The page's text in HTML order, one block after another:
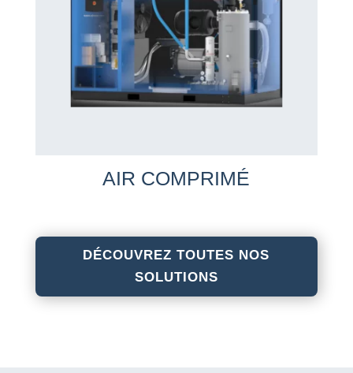
AIR COMPRIMÉ
DÉCOUVREZ TOUTES NOS
SOLUTIONS